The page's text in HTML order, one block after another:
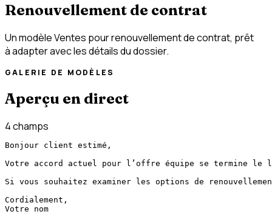
Renouvellement de contrat
Un modèle Ventes pour renouvellement de contrat, prêt
à adapter avec les détails du dossier.
GALERIE DE MODÈLES
Aperçu en direct
4 champs
Bonjour client estimé,
Votre accord actuel pour l’offre équipe se termine le
Si vous souhaitez examiner les options de
Cordialement,
Votre nom